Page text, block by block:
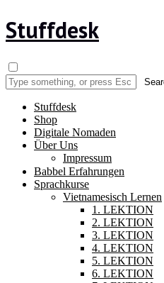
Stuffdesk
Stuffdesk
Shop
Digitale Nomaden
Über Uns
Impressum
Babbel Erfahrungen
Sprachkurse
Vietnamesisch Lernen
1. LEKTION
2. LEKTION
3. LEKTION
4. LEKTION
5. LEKTION
6. LEKTION